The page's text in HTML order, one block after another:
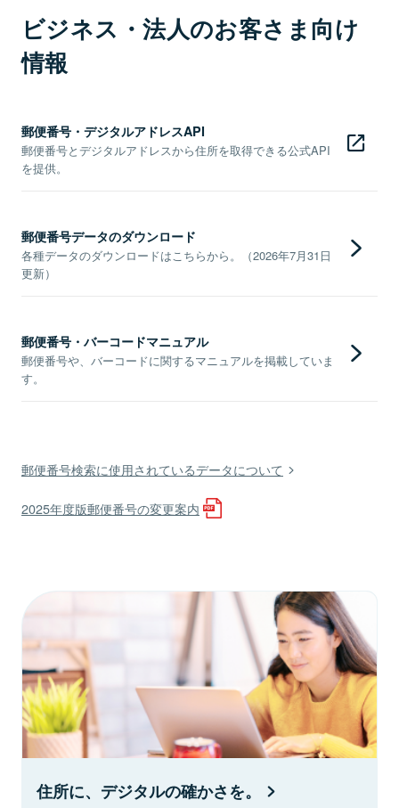
ビジネス・法人のお客さま向け
情報
郵便番号・デジタルアドレスAPI
郵便番号とデジタルアドレスから住所を取得できる公式API
を提供。
郵便番号データのダウンロード
各種データのダウンロードはこちらから。（2026年7月31日
更新）
郵便番号・バーコードマニュアル
郵便番号や、バーコードに関するマニュアルを掲載していま
す。
郵便番号検索に使用されているデータについて
2025年度版郵便番号の変更案内
住所に、デジタルの確かさを。